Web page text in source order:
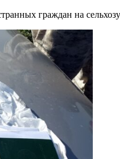
граждан на